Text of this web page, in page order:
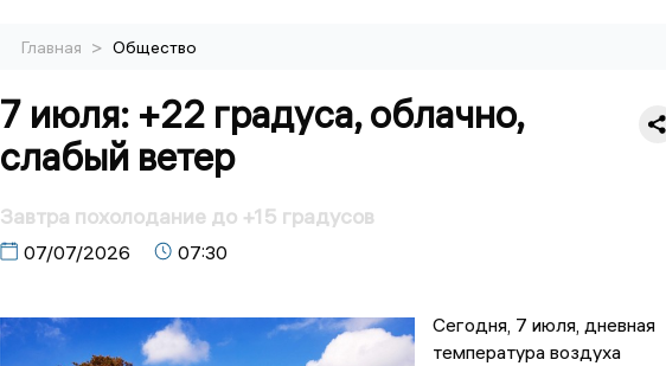
Главная > Общество
7 июля: +22 градуса, облачно,
слабый ветер
Завтра похолодание до +15 градусов
07/07/2026 07:30
Сегодня, 7 июля, дневная
температура воздуха